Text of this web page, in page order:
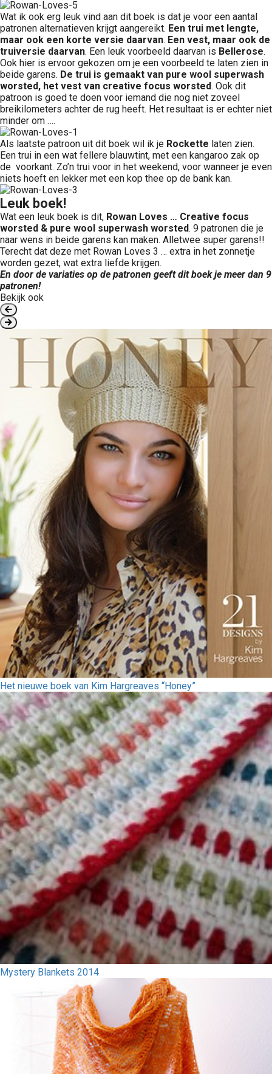
Wat ik ook erg leuk vind aan dit boek is dat je voor een aantal
patronen alternatieven krijgt aangereikt. Een trui met lengte,
maar ook een korte versie daarvan. Een vest, maar ook de
truiversie daarvan. Een leuk voorbeeld daarvan is Bellerose.
Ook hier is ervoor gekozen om je een voorbeeld te laten zien in
beide garens. De trui is gemaakt van pure wool superwash
worsted, het vest van creative focus worsted. Ook dit
patroon is goed te doen voor iemand die nog niet zoveel
breikilometers achter de rug heeft. Het resultaat is er echter niet
minder om ….
Als laatste patroon uit dit boek wil ik je Rockette laten zien.
Een trui in een wat fellere blauwtint, met een kangaroo zak op
de voorkant. Zo’n trui voor in het weekend, voor wanneer je even
niets hoeft en lekker met een kop thee op de bank kan.
Leuk boek!
Wat een leuk boek is dit, Rowan Loves … Creative focus
worsted & pure wool superwash worsted. 9 patronen die je
naar wens in beide garens kan maken. Alletwee super garens!!
Terecht dat deze met Rowan Loves 3 … extra in het zonnetje
worden gezet, wat extra liefde krijgen.
En door de variaties op de patronen geeft dit boek je meer dan 9
patronen!
Bekijk ook
Het nieuwe boek van Kim Hargreaves “Honey”
Mystery Blankets 2014